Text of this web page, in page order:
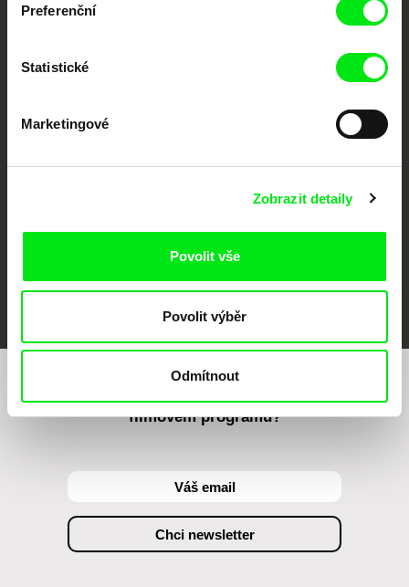
Preferenční
Statistické
Marketingové
Zobrazit detaily
Povolit vše
Povolit výběr
Odmítnout
DOK Leipzig
FIDMarseille MFDF Ji.hlava Visions du Réel
filmovém programu?